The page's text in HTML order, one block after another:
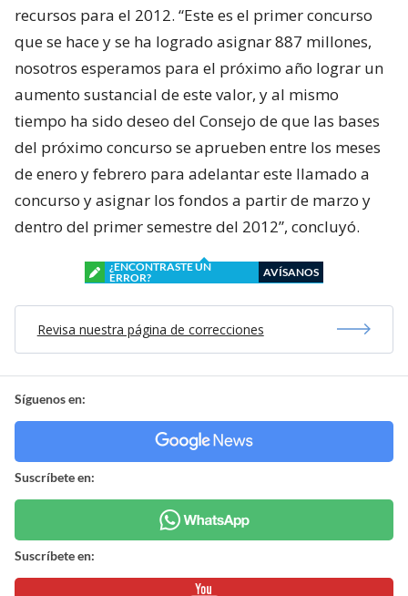
recursos para el 2012. “Este es el primer concurso
que se hace y se ha logrado asignar 887 millones,
nosotros esperamos para el próximo año lograr un
aumento sustancial de este valor, y al mismo
tiempo ha sido deseo del Consejo de que las bases
del próximo concurso se aprueben entre los meses
de enero y febrero para adelantar este llamado a
concurso y asignar los fondos a partir de marzo y
dentro del primer semestre del 2012”, concluyó.
¿ENCONTRASTE UN
ERROR?
AVÍSANOS
Revisa nuestra página de correcciones
Síguenos en:
Suscríbete en:
Suscríbete en: